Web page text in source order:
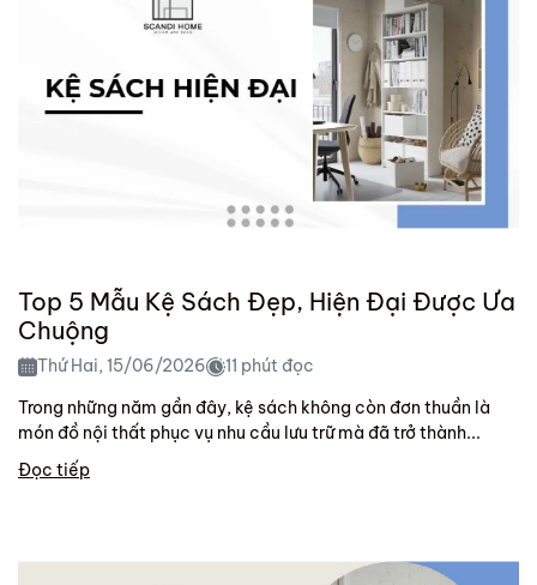
Top 5 Mẫu Kệ Sách Đẹp, Hiện Đại Được Ưa
Chuộng
Thứ Hai, 15/06/2026
11 phút đọc
Trong những năm gần đây, kệ sách không còn đơn thuần là
món đồ nội thất phục vụ nhu cầu lưu trữ mà đã trở thành...
Đọc tiếp